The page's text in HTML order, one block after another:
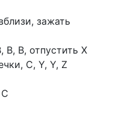
зажать
В, В, отпустить Х
С, Y, Y, Z